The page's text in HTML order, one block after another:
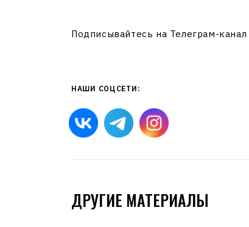
Подписывайтесь на Телеграм-канал
НАШИ СОЦСЕТИ:
ДРУГИЕ МАТЕРИАЛЫ